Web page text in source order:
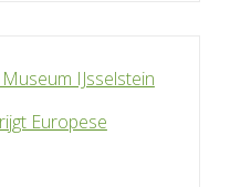
IJsselstein
Europese